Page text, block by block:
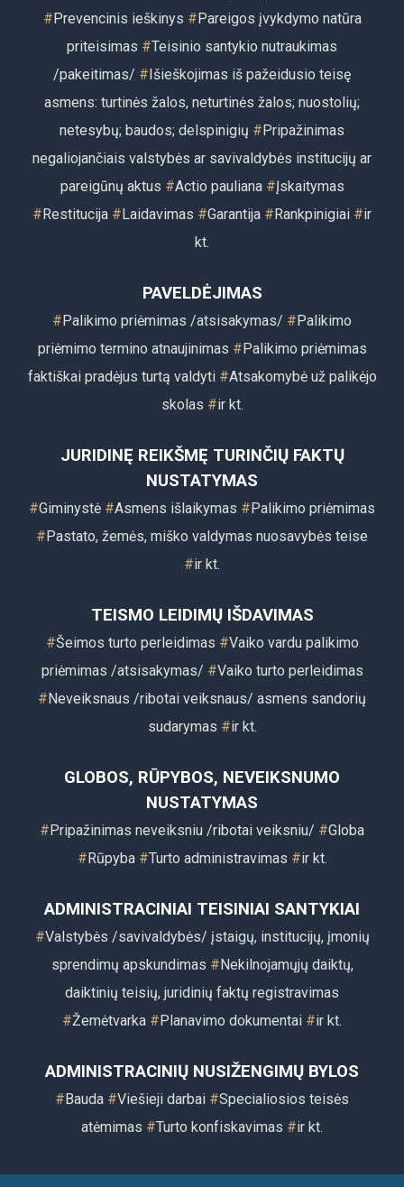
#Prevencinis ieškinys #Pareigos įvykdymo natūra
priteisimas #Teisinio santykio nutraukimas
/pakeitimas/ #Išieškojimas iš pažeidusio teisę
asmens: turtinės žalos, neturtinės žalos; nuostolių;
netesybų; baudos; delspinigių #Pripažinimas
negaliojančiais valstybės ar savivaldybės institucijų ar
pareigūnų aktus #Actio pauliana #Įskaitymas
#Restitucija #Laidavimas #Garantija #Rankpinigiai #ir
kt.
PAVELDĖJIMAS
#Palikimo priėmimas /atsisakymas/ #Palikimo
priėmimo termino atnaujinimas #Palikimo priėmimas
faktiškai pradėjus turtą valdyti #Atsakomybė už palikėjo
skolas #ir kt.
JURIDINĘ REIKŠMĘ TURINČIŲ FAKTŲ
NUSTATYMAS
#Giminystė #Asmens išlaikymas #Palikimo priėmimas
#Pastato, žemės, miško valdymas nuosavybės teise
#ir kt.
TEISMO LEIDIMŲ IŠDAVIMAS
#Šeimos turto perleidimas #Vaiko vardu palikimo
priėmimas /atsisakymas/ #Vaiko turto perleidimas
#Neveiksnaus /ribotai veiksnaus/ asmens sandorių
sudarymas #ir kt.
GLOBOS, RŪPYBOS, NEVEIKSNUMO
NUSTATYMAS
#Pripažinimas neveiksniu /ribotai veiksniu/ #Globa
#Rūpyba #Turto administravimas #ir kt.
ADMINISTRACINIAI TEISINIAI SANTYKIAI
#Valstybės /savivaldybės/ įstaigų, institucijų, įmonių
sprendimų apskundimas #Nekilnojamųjų daiktų,
daiktinių teisių, juridinių faktų registravimas
#Žemėtvarka #Planavimo dokumentai #ir kt.
ADMINISTRACINIŲ NUSIŽENGIMŲ BYLOS
#Bauda #Viešieji darbai #Specialiosios teisės
atėmimas #Turto konfiskavimas #ir kt.